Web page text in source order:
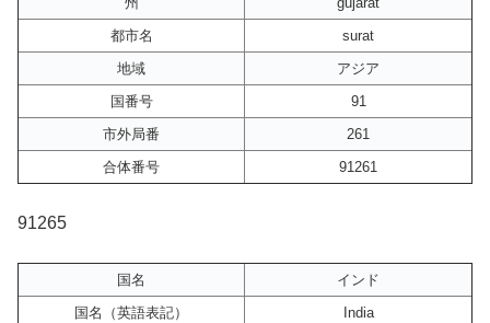
都市名
surat
地域
アジア
国番号
91
市外局番
261
合体番号
91261
91265
国名
インド
国名（英語表記）
India